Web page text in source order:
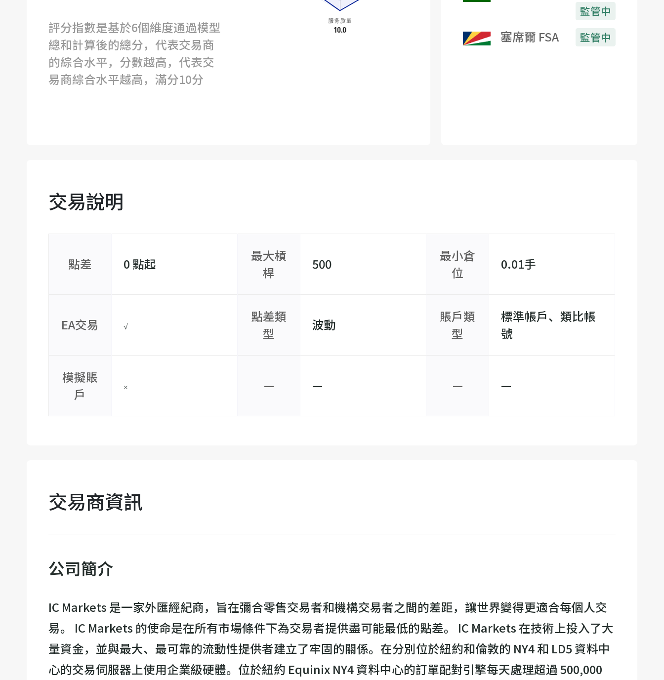
評分指數是基於6個維度通過模型
總和計算後的總分，代表交易商
的綜合水平，分數越高，代表交
易商綜合水平越高，滿分10分
監管中
塞席爾 FSA 監管中
交易說明
點差 0 點起
最大槓
桿
500
最小倉
位
0.01手
EA交易 √
點差類
型
波動
賬戶類
型
標準帳戶、類比帳
號
模擬賬
戶
× — — — —
交易商資訊
公司簡介
IC Markets 是一家外匯經紀商，旨在彌合零售交易者和機構交易者之間的差距，讓世界變得更適合每個人交
易。 IC Markets 的使命是在所有市場條件下為交易者提供盡可能最低的點差。 IC Markets 在技術上投入了大
量資金，並與最大、最可靠的流動性提供者建立了牢固的關係。在分別位於紐約和倫敦的 NY4 和 LD5 資料中
心的交易伺服器上使用企業級硬體。位於紐約 Equinix NY4 資料中心的訂單配對引擎每天處理超過 500,000